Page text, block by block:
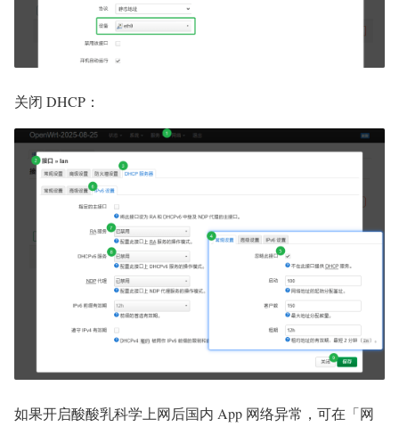
关闭 DHCP：
如果开启酸酸乳科学上网后国内 App 网络异常，可在「网